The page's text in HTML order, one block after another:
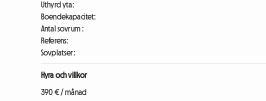
Uthyrd yta:
Boendekapacitet:
Antal sovrum :
Referens:
Sovplatser:
Hyra och villkor
390 € / månad